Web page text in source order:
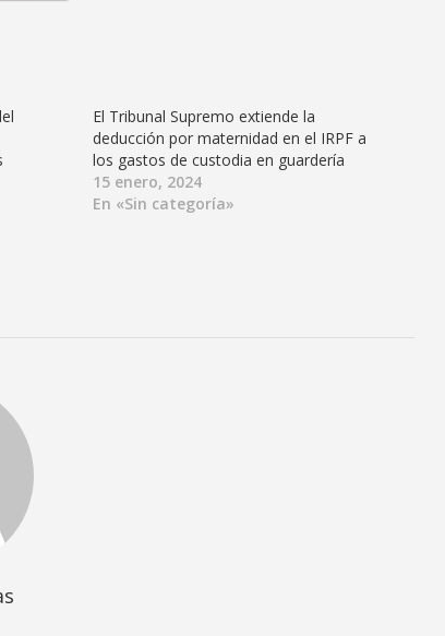
El Tribunal Supremo extiende la
deducción por maternidad en el IRPF a
los gastos de custodia en guardería
15 enero, 2024
En «Sin categoría»